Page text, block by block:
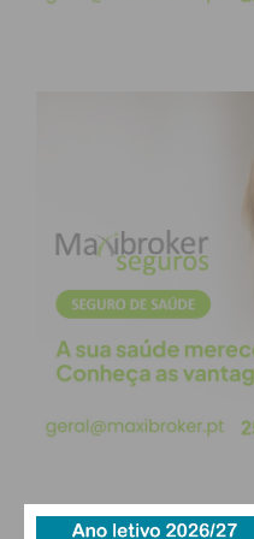
de
zonas urbanas
Calendário
A transição será
Período
Regras